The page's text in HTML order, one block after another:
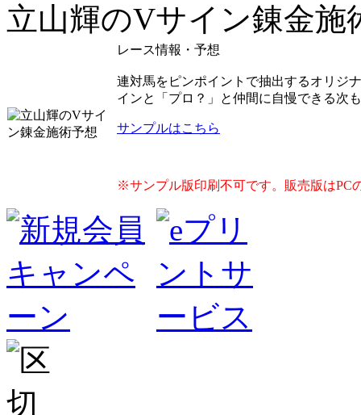
立山輝のVサイン錬金施
レース情報・予想
連対馬をピンポイントで抽出するオリジ
インと「プロ？」と仲間に自慢できる次
サンプルはこちら
※サンプル版印刷不可です。販売版はPC